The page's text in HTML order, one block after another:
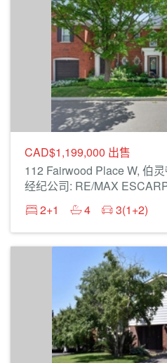
CAD$1,199,000 出售
112 Fairwood Place W, 伯
经纪公司: RE/MAX
2+1
4 3(1+2)